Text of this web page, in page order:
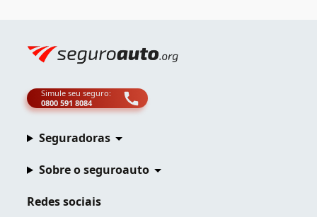
Seguradoras
Sobre o seguroauto
Redes sociais
Simule seu seguro:
0800 591 8084